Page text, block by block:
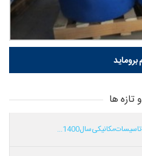
بروماید
تازه ها
مکانیکی سال 1400...